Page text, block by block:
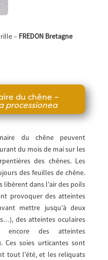
– FREDON Bretagne
du chêne –
processionea
du chêne peuvent
du mois de mai sur les
des chênes. Les
des feuilles de chêne.
libèrent dans l’air des poils
provoquer des atteintes
mettre jusqu’à deux
des atteintes oculaires
encore des atteintes
Ces soies urticantes sont
tout l’été, et les reliquats